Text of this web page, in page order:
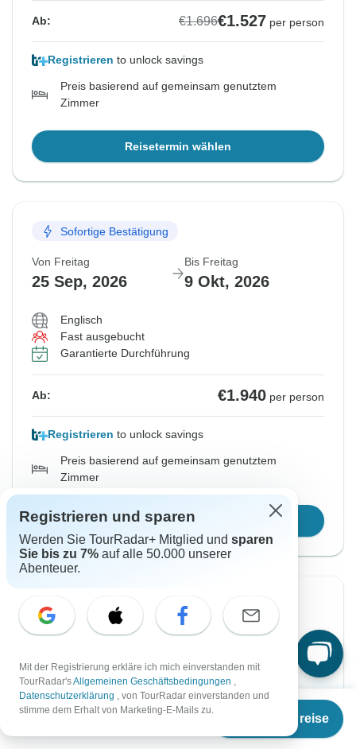
Ab€1.620
Termine & Preise
Ab: €1.696€1.527 per person
Registrieren to unlock savings
Preis basierend auf gemeinsam genutztem
Zimmer
Reisetermin wählen
Sofortige Bestätigung
Von Freitag
25 Sep, 2026
Bis Freitag
9 Okt, 2026
Englisch
Fast ausgebucht
Garantierte Durchführung
Ab: €1.940 per person
Registrieren to unlock savings
Preis basierend auf gemeinsam genutztem
Zimmer
Reisetermin wählen
Sofortige Bestätigung
Von Freitag Bis Freitag
Englisch
Sehr beliebt
Registrieren und sparen
Werden Sie TourRadar+ Mitglied und sparen
Sie bis zu 7% auf alle 50.000 unserer
Abenteuer.
Mit der Registrierung erkläre ich mich einverstanden mit
TourRadar'sAllgemeinen Geschäftsbedingungen ,
Datenschutzerklärung , von TourRadar einverstanden und
stimme dem Erhalt von Marketing-E-Mails zu.